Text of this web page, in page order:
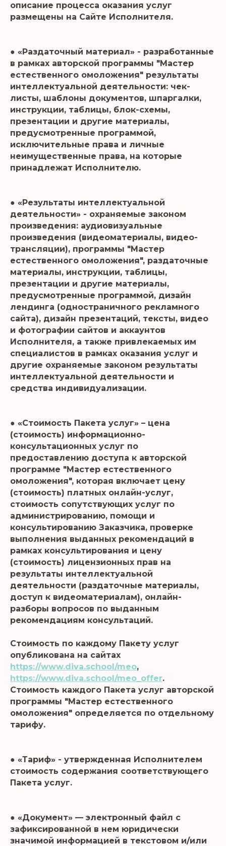
описание процесса оказания услуг
размещены на Сайте Исполнителя.
● «Раздаточный материал» - разработанные
в рамках авторской программы "Мастер
естественного омоложения" результаты
интеллектуальной деятельности: чек-
листы, шаблоны документов, шпаргалки,
инструкции, таблицы, блок-схемы,
презентации и другие материалы,
предусмотренные программой,
исключительные права и личные
неимущественные права, на которые
принадлежат Исполнителю.
● «Результаты интеллектуальной
деятельности» - охраняемые законом
произведения: аудиовизуальные
произведения (видеоматериалы, видео-
трансляции), программы "Мастер
естественного омоложения", раздаточные
материалы, инструкции, таблицы,
презентации и другие материалы,
предусмотренные программой, дизайн
лендинга (одностраничного рекламного
сайта), дизайн презентаций, тексты, видео
и фотографии сайтов и аккаунтов
Исполнителя, а также привлекаемых им
специалистов в рамках оказания услуг и
другие охраняемые законом результаты
интеллектуальной деятельности и
средства индивидуализации.
● «Стоимость Пакета услуг» – цена
(стоимость) информационно-
консультационных услуг по
предоставлению доступа к авторской
программе "Мастер естественного
омоложения", которая включает цену
(стоимость) платных онлайн-услуг,
стоимость сопутствующих услуг по
администрированию, помощи и
консультированию Заказчика, проверке
выполнения выданных рекомендаций в
рамках консультирования и цену
(стоимость) лицензионных прав на
результаты интеллектуальной
деятельности (раздаточные материалы,
доступ к видеоматериалам), онлайн-
разборы вопросов по выданным
рекомендациям консультаций.
Стоимость по каждому Пакету услуг
опубликована на сайтах
https://www.diva.school/meo,
https://www.diva.school/meo_offer.
Стоимость каждого Пакета услуг авторской
программы "Мастер естественного
омоложения" определяется по отдельному
тарифу.
● «Тариф» - утвержденная Исполнителем
стоимость содержания соответствующего
Пакета услуг.
● «Документ» — электронный файл с
зафиксированной в нем юридически
значимой информацией в текстовом и/или